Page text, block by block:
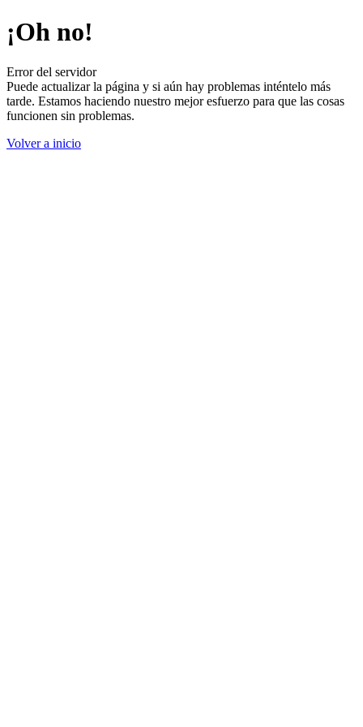
¡Oh no!
Error del servidor
Puede actualizar la página y si aún hay problemas inténtelo más
tarde. Estamos haciendo nuestro mejor esfuerzo para que las cosas
funcionen sin problemas.
Volver a inicio